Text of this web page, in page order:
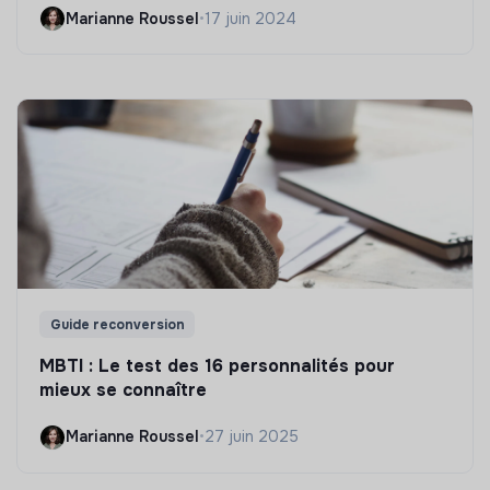
Marianne Roussel•17 juin 2024
Guide reconversion
MBTI : Le test des 16 personnalités pour
mieux se connaître
Marianne Roussel•27 juin 2025